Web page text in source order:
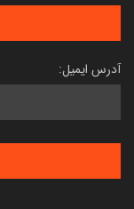
آدرس ایمیل: